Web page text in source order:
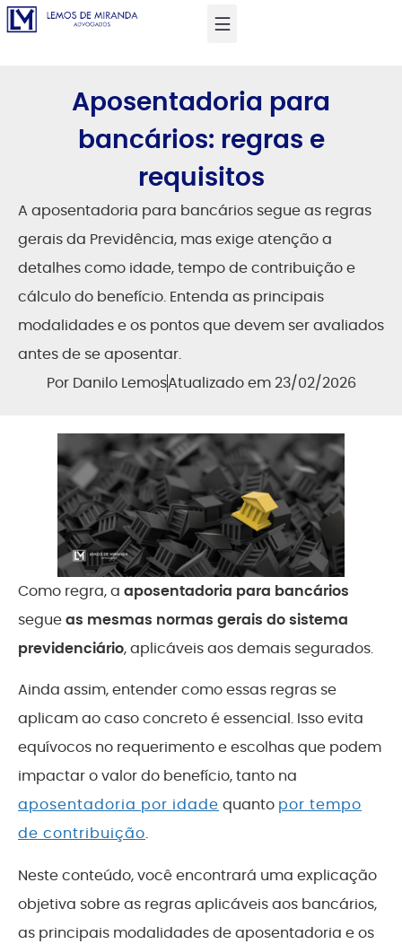
Aposentadoria para
bancários: regras e
requisitos
A aposentadoria para bancários segue as regras
gerais da Previdência, mas exige atenção a
detalhes como idade, tempo de contribuição e
cálculo do benefício. Entenda as principais
modalidades e os pontos que devem ser avaliados
antes de se aposentar.
PorDanilo LemosAtualizado em 23/02/2026
Como regra, a aposentadoria para bancários
segueas mesmas normas gerais do sistema
previdenciário, aplicáveis aos demais segurados.
Ainda assim, entender como essas regras se
aplicam ao caso concreto é essencial. Isso evita
equívocos no requerimento e escolhas que podem
impactar o valor do benefício, tanto na
aposentadoria por idade quanto por tempo
de contribuição.
Neste conteúdo, você encontrará uma explicação
objetiva sobre as regras aplicáveis aos bancários,
as principais modalidades de aposentadoria e os